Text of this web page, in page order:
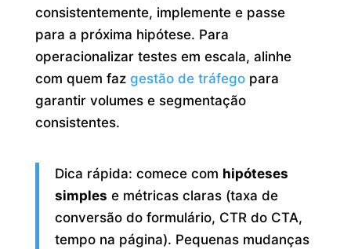
consistentemente, implemente e passe
para a próxima hipótese. Para
operacionalizar testes em escala, alinhe
com quem faz gestão de tráfegopara
garantir volumes e segmentação
consistentes.
Dica rápida: comece com hipóteses
simples e métricas claras (taxa de
conversão do formulário, CTR do CTA,
tempo na página). Pequenas mudanças